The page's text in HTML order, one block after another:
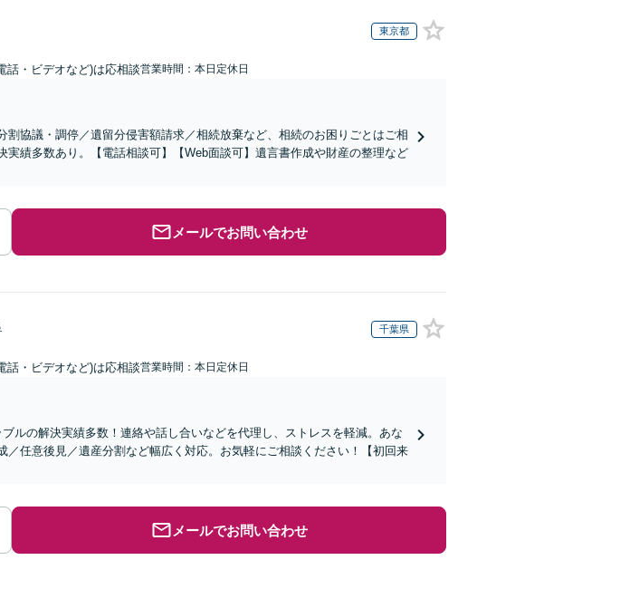
東京都
話・ビデオなど)は応相談営業時間：本日定休日
割協議・調停／遺留分侵害額請求／相続放棄など、相続のお困りごとはご相
実績多数あり。【電話相談可】【Web面談可】遺言書作成や財産の整理など
メールでお問い合わせ
千葉県
話・ビデオなど)は応相談営業時間：本日定休日
ルの解決実績多数！連絡や話し合いなどを代理し、ストレスを軽減。あな
／任意後見／遺産分割など幅広く対応。お気軽にご相談ください！【初回来
メールでお問い合わせ